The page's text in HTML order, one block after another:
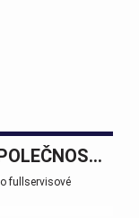
DEN OTEVŘENÝCH DVEŘÍ SPOLEČNOSTÍ WHP A BSW MACHINERY PROSTĚJOV
fullservisové